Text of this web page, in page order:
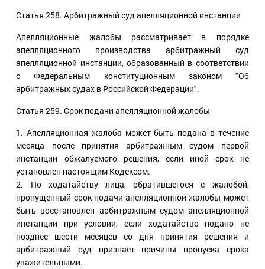
Статья 258. Арбитражный суд апелляционной инстанции
Апелляционные жалобы рассматривает в порядке
апелляционного производства арбитражный суд
апелляционной инстанции, образованный в соответствии
с Федеральным конституционным законом "Об
арбитражных судах в Российской Федерации".
Статья 259. Срок подачи апелляционной жалобы
1. Апелляционная жалоба может быть подана в течение
месяца после принятия арбитражным судом первой
инстанции обжалуемого решения, если иной срок не
установлен настоящим Кодексом.
2. По ходатайству лица, обратившегося с жалобой,
пропущенный срок подачи апелляционной жалобы может
быть восстановлен арбитражным судом апелляционной
инстанции при условии, если ходатайство подано не
позднее шести месяцев со дня принятия решения и
арбитражный суд признает причины пропуска срока
уважительными.